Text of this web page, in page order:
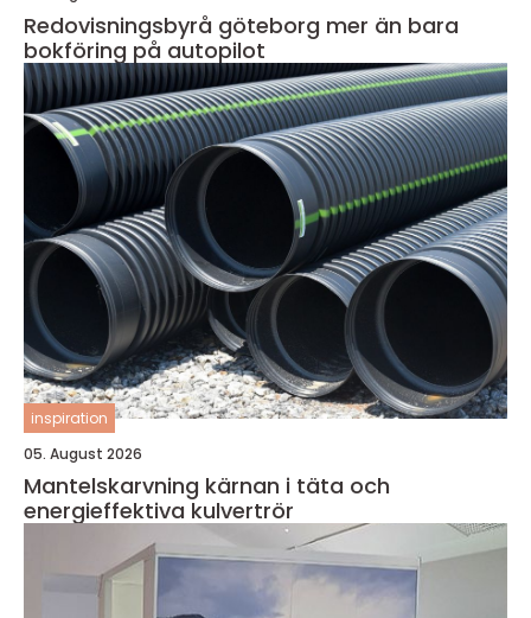
Redovisningsbyrå göteborg mer än bara
bokföring på autopilot
inspiration
05. August 2026
Mantelskarvning kärnan i täta och
energieffektiva kulvertrör